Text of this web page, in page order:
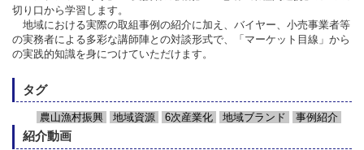
切り口から学習します。
地域における実際の取組事例の紹介に加え、バイヤー、小売事業者等
の実務者による多彩な講師陣との対談形式で、「マーケット目線」から
の実践的知識を身につけていただけます。
タグ
農山漁村振興 地域資源 6次産業化 地域ブランド 事例紹介
紹介動画